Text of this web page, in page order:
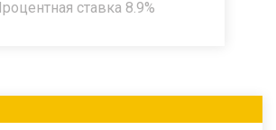
ставка 8.9%